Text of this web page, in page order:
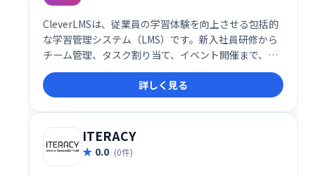
CleverLMSは、従業員の学習体験を向上させる包括的
な学習管理システム（LMS）です。新入社員研修から
チーム管理、タスク割り当て、イベント開催まで、組
織の学習ニーズを網羅します。ゲーミフィケーション
やフィードバック機能でエンゲージメントを高め、ダ
ッシュボードによるデータ分析で効果的な意思決定を
支援します。直感的なUI、モバイル対応、カスタムブ
ランディングにも対応。よりスマートで効率的な職場
を実現します。
詳しく見る
ITERACY
0.0 (0件)